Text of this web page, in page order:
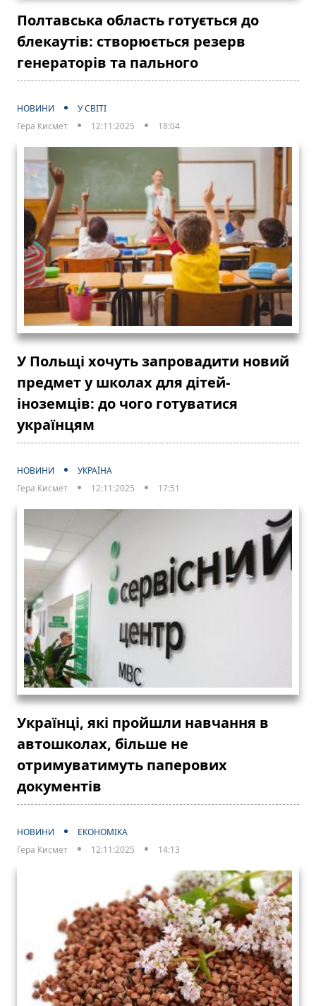
Полтавська область готується до
блекаутів: створюється резерв
генераторів та пального
НОВИНИ
У СВІТІ
Гера Кисмет
12:11:2025 18:04
У Польщі хочуть запровадити новий
предмет у школах для дітей-
іноземців: до чого готуватися
українцям
НОВИНИ
УКРАЇНА
Гера Кисмет
12:11:2025 17:51
Українці, які пройшли навчання в
автошколах, більше не
отримуватимуть паперових
документів
НОВИНИ
ЕКОНОМІКА
Гера Кисмет
12:11:2025 14:13